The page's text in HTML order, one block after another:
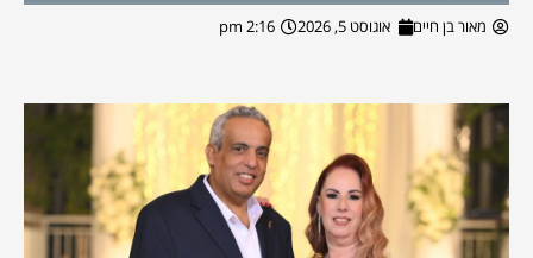
מאור בן חיים אוגוסט 5, 2026 2:16 pm